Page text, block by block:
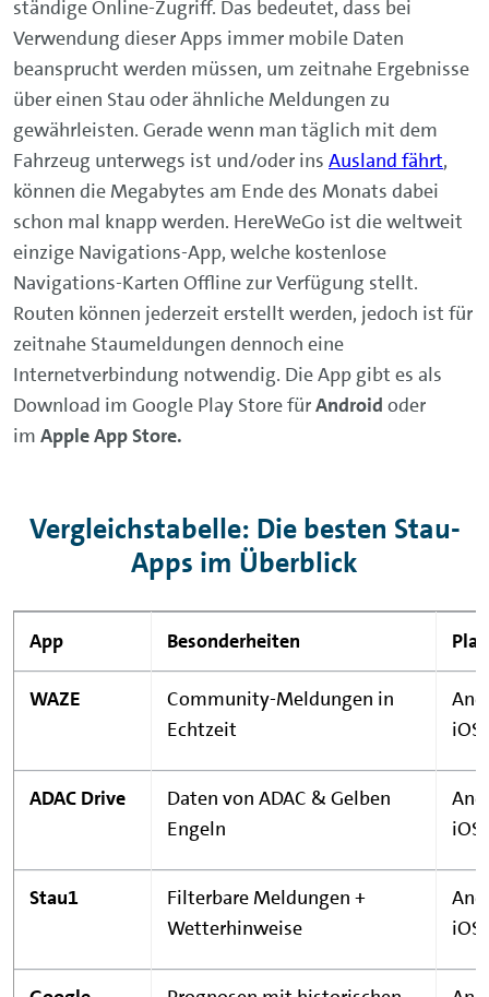
ständige Online-Zugriff. Das bedeutet, dass bei
Verwendung dieser Apps immer mobile Daten
beansprucht werden müssen, um zeitnahe Ergebnisse
über einen Stau oder ähnliche Meldungen zu
gewährleisten. Gerade wenn man täglich mit dem
Fahrzeug unterwegs ist und/oder ins Ausland fährt,
können die Megabytes am Ende des Monats dabei
schon mal knapp werden. HereWeGo ist die weltweit
einzige Navigations-App, welche kostenlose
Navigations-Karten Offline zur Verfügung stellt.
Routen können jederzeit erstellt werden, jedoch ist für
zeitnahe Staumeldungen dennoch eine
Internetverbindung notwendig. Die App gibt es als
Download im Google Play Store fürAndroid oder
im Apple App Store.
Vergleichstabelle: Die besten Stau-
Apps im Überblick
App Besonderheiten
WAZE
Community-Meldungen in
Echtzeit
iOS
ADAC Drive
Daten von ADAC & Gelben
Engeln
iOS
Stau1
Filterbare Meldungen +
Wetterhinweise
iOS